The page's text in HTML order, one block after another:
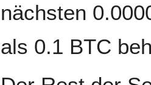
nächsten
als 0.1 BTC